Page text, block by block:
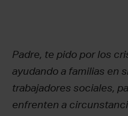
Padre, te pido por los
ayudando a familias en
trabajadores sociales,
enfrenten a